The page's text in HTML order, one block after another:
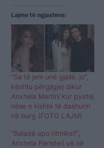
Lajme të ngjashme:
“Sa të jem unë gjallë, jo”,
kështu përgjigjej dikur
Anxhela Martini kur pyetej
nëse e kishte të dashurin
në burg (FOTO LAJM)
“Baladë apo ritmike?”,
Anxhela Peristeri vë në